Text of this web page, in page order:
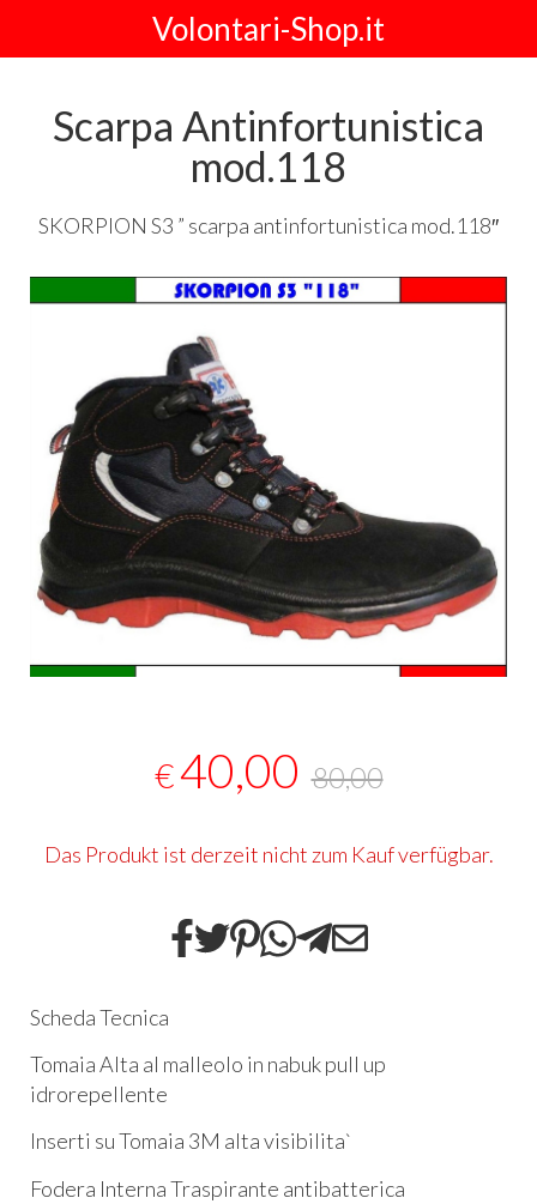
Volontari-Shop.it
Scarpa Antinfortunistica
mod.118
SKORPION S3 ” scarpa antinfortunistica mod.118″
€40,00 80,00
Das Produkt ist derzeit nicht zum Kauf verfügbar.
Scheda Tecnica
Tomaia Alta al malleolo in nabuk pull up
idrorepellente
Inserti su Tomaia 3M alta visibilita`
Fodera Interna Traspirante antibatterica